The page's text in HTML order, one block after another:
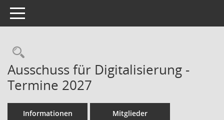
Toggle navigation
Rechercheauswahl
Ausschuss für Digitalisierung -
Termine 2027
Informationen Mitglieder